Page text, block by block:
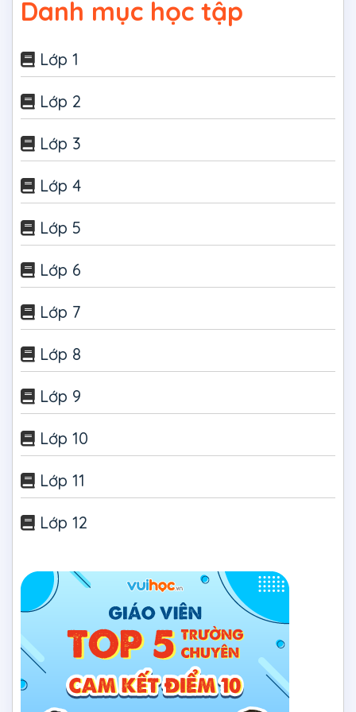
Danh mục học tập
Lớp 1
Lớp 2
Lớp 3
Lớp 4
Lớp 5
Lớp 6
Lớp 7
Lớp 8
Lớp 9
Lớp 10
Lớp 11
Lớp 12